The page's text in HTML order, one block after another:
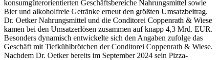
konsumgüterorientierten Geschäftsbereiche Nahrungsmittel sowie
Bier und alkoholfreie Getränke erneut den größten Umsatzbeitrag.
Dr. Oetker Nahrungsmittel und die Conditorei Coppenrath & Wiese
kamen bei den Umsatzerlösen zusammen auf knapp 4,3 Mrd. EUR.
Besonders dynamisch entwickelte sich den Angaben zufolge das
Geschäft mit Tiefkühlbrötchen der Conditorei Coppenrath & Wiese.
Nachdem Dr. Oetker bereits im September 2024 sein Pizza-